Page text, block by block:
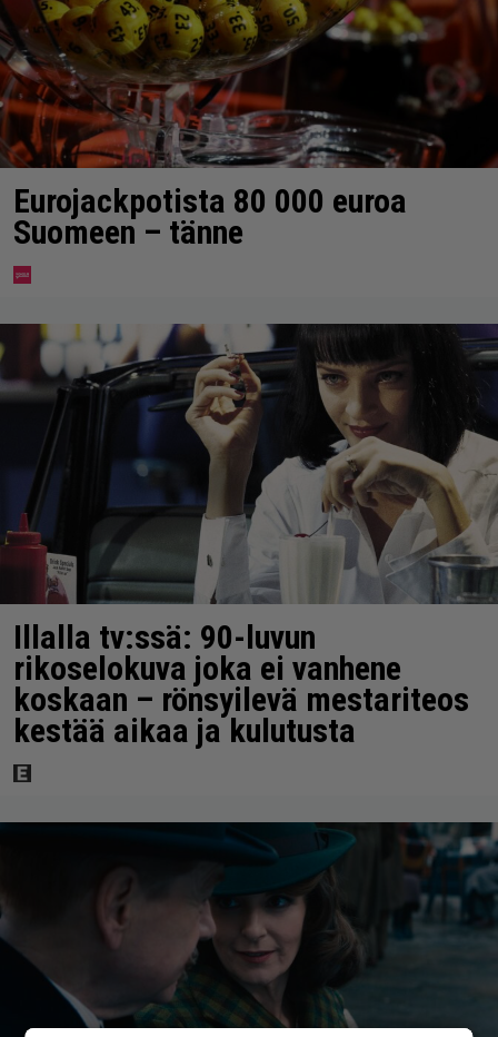
Eurojackpotista 80 000 euroa
Suomeen – tänne
Illalla tv:ssä: 90-luvun
rikoselokuva joka ei vanhene
koskaan – rönsyilevä mestariteos
kestää aikaa ja kulutusta